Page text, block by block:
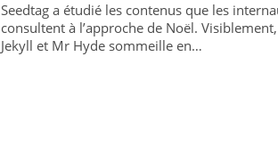
Seedtag a étudié les contenus que les
consultent à l’approche de Noël.
Jekyll et Mr Hyde sommeille en…